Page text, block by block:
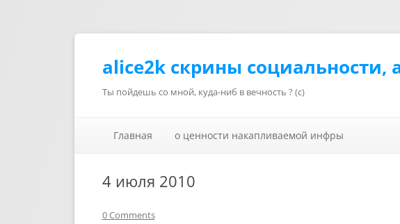
alice2k скрины социальности,
Ты пойдешь со мной, куда-ниб в вечность ? (с)
Главная
о ценности накапливаемой инфры
4 июля 2010
0 Comments